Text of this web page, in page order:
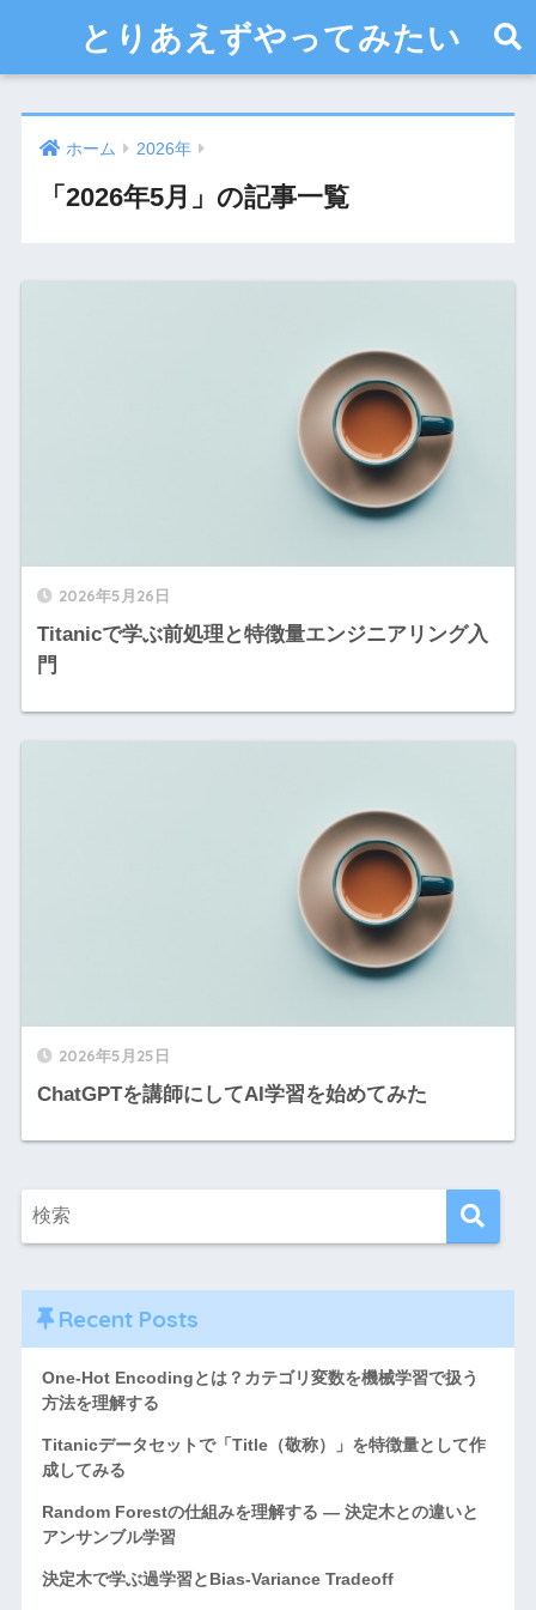
とりあえずやってみたい
ホーム 2026年
「2026年5月」の記事一覧
2026年5月26日
Titanicで学ぶ前処理と特徴量エンジニアリング入
門
2026年5月25日
ChatGPTを講師にしてAI学習を始めてみた
Recent Posts
One-Hot Encodingとは？カテゴリ変数を機械学習で扱う
方法を理解する
Titanicデータセットで「Title（敬称）」を特徴量として作
成してみる
Random Forestの仕組みを理解する ― 決定木との違いと
アンサンブル学習
決定木で学ぶ過学習とBias-Variance Tradeoff